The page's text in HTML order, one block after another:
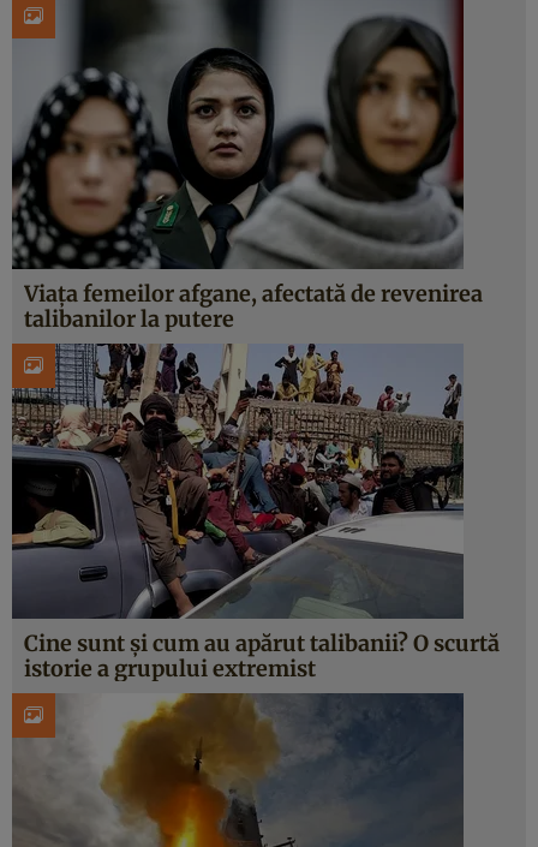
Viața femeilor afgane, afectată de revenirea
talibanilor la putere
Cine sunt și cum au apărut talibanii? O scurtă
istorie a grupului extremist